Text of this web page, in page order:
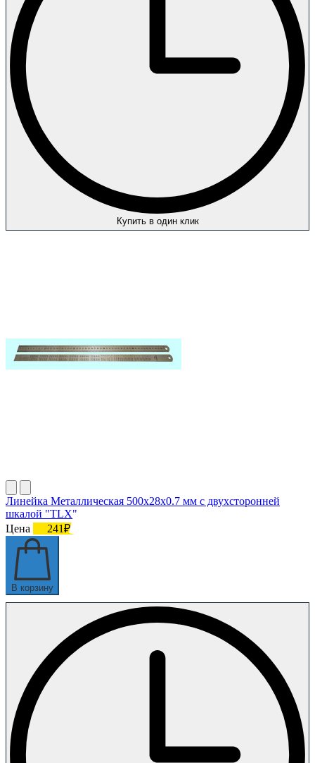
Купить в один клик
Линейка Металлическая 500х28х0.7 мм с двухсторонней
шкалой "TLX"
Цена
241₽
В корзину